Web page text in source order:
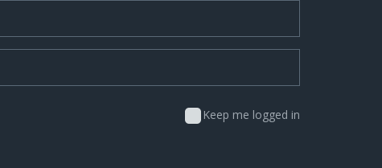
Keep me logged in